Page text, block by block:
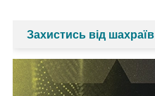
Захистись від шахраїв